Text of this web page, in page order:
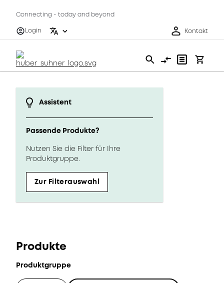
Connecting - today and beyond
Login
Kontakt
Assistent
Passende Produkte?
Nutzen Sie die Filter für Ihre
Produktgruppe.
Zur Filterauswahl
Produkte
Produktgruppe